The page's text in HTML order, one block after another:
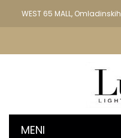
WEST 65 MALL,
MENI